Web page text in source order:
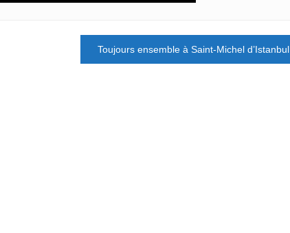
Toujours ensemble à Saint-Michel d’Istanbul